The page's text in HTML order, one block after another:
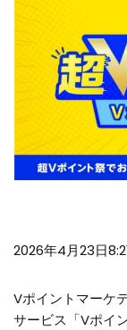
2026年4月23日
Vポイントマーケ
サービス「Vポイ